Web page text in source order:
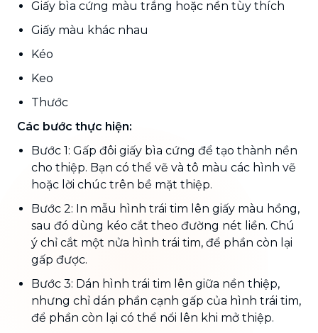
Giấy bìa cứng màu trắng hoặc nền tùy thích
Giấy màu khác nhau
Kéo
Keo
Thước
Các bước thực hiện:
Bước 1: Gấp đôi giấy bìa cứng để tạo thành nền
cho thiệp. Bạn có thể vẽ và tô màu các hình vẽ
hoặc lời chúc trên bề mặt thiệp.
Bước 2: In mẫu hình trái tim lên giấy màu hồng,
sau đó dùng kéo cắt theo đường nét liền. Chú
ý chỉ cắt một nửa hình trái tim, để phần còn lại
gấp được.
Bước 3: Dán hình trái tim lên giữa nền thiệp,
nhưng chỉ dán phần cạnh gấp của hình trái tim,
để phần còn lại có thể nổi lên khi mở thiệp.